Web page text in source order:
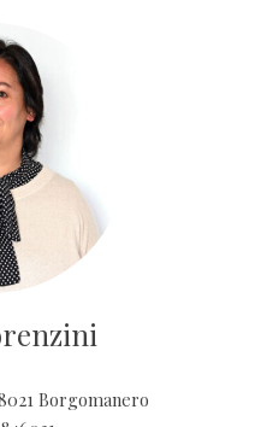
Borgomanero